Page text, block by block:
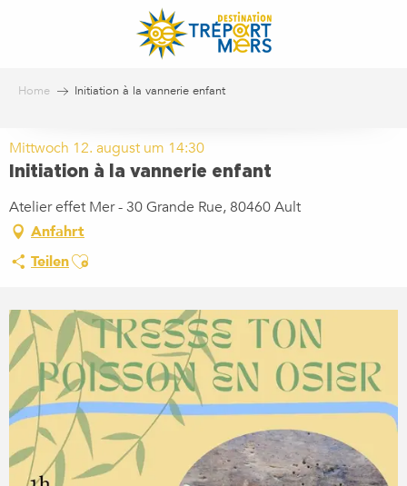
Home Initiation à la vannerie enfant
Mittwoch 12. august um 14:30
Initiation à la vannerie enfant
Atelier effet Mer - 30 Grande Rue, 80460 Ault
Anfahrt
TeilenAjouter aux favoris